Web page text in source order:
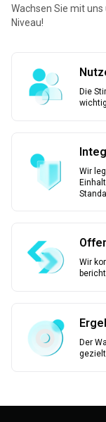
Wachsen Sie mit
Niveau!
Die
wichtig.
Wir
Wir
Der